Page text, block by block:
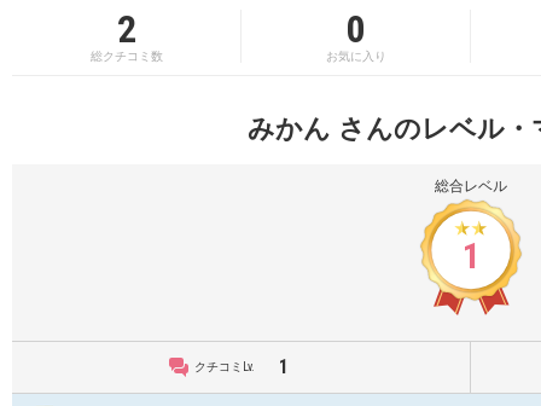
2
総クチコミ数
0
お気に入り
みかん さんのレベル・
総合レベル
1
クチコミLv. 1